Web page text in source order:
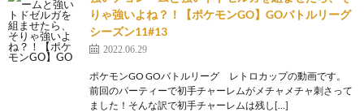
りゃ強いよね？！【ポケモンGO】GOバトルリーグ
シーズン11#13
2022.06.29
ポケモンGO GOバトルリーグ レトロカップの動画です。
前回のパーティーで初手チャーレムがメチャメチャ刺さって
ました！そんな訳で初手チャーレムは残し[…]